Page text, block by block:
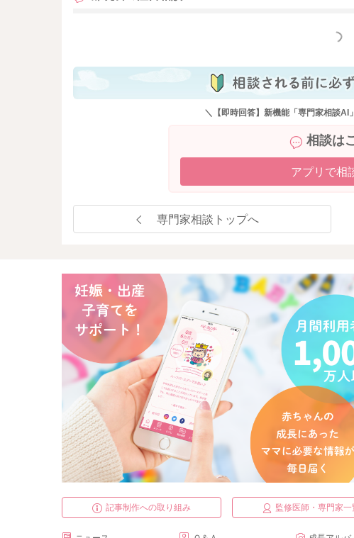
もっと見
＼【即時回答】新機能「専門家相談AI
相談は
アプリで相
専門家相談トップへ
記事制作への取り組み 監修医師・専門家一